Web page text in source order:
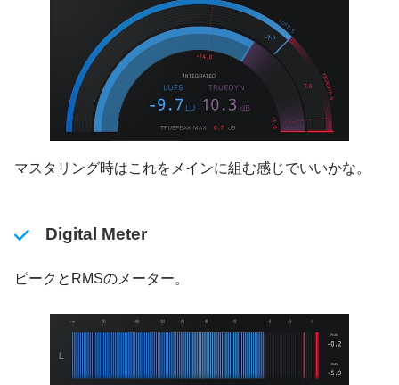
マスタリング時はこれをメインに組む感じでいいかな。
Digital Meter
ピークとRMSのメーター。